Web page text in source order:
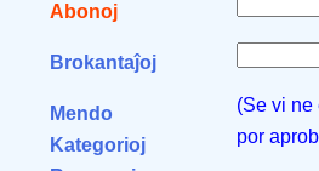
Abonoj
Brokantaĵoj
Mendo
Kategorioj
(Se vi ne
por